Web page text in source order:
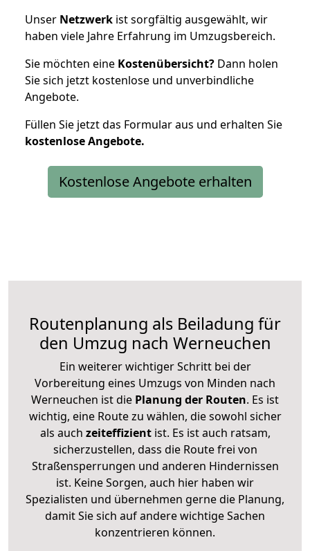
Unser Netzwerk ist sorgfältig ausgewählt, wir
haben viele Jahre Erfahrung im Umzugsbereich.
Sie möchten eine Kostenübersicht? Dann holen
Sie sich jetzt kostenlose und unverbindliche
Angebote.
Füllen Sie jetzt das Formular aus und erhalten Sie
kostenloseAngebote.
Kostenlose Angebote erhalten
Routenplanung als Beiladung für
den Umzug nach Werneuchen
Ein weiterer wichtiger Schritt bei der
Vorbereitung eines Umzugs von Minden nach
Werneuchen ist die Planung der Routen. Es ist
wichtig, eine Route zu wählen, die sowohl sicher
als auch zeiteffizientist. Es ist auch ratsam,
sicherzustellen, dass die Route frei von
Straßensperrungen und anderen Hindernissen
ist. Keine Sorgen, auch hier haben wir
Spezialisten und übernehmen gerne die Planung,
damit Sie sich auf andere wichtige Sachen
konzentrieren können.